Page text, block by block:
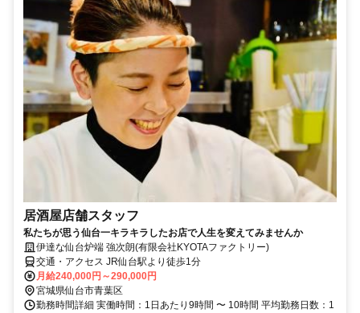
居酒屋店舗スタッフ
私たちが思う仙台一キラキラしたお店で人生を変えてみませんか
伊達な仙台炉端 強次朗(有限会社KYOTAファクトリー)
交通・アクセス JR仙台駅より徒歩1分
月給240,000円～290,000円
宮城県仙台市青葉区
勤務時間詳細 実働時間：1日あたり9時間 〜 10時間 平均勤務日数：1